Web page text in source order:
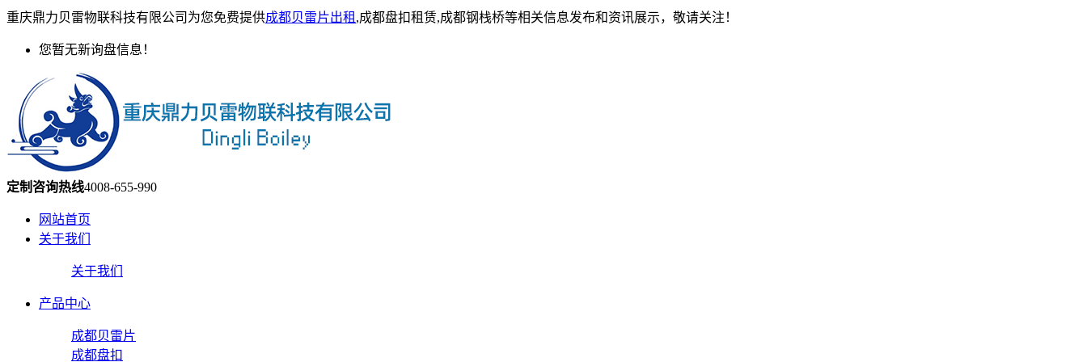
重庆鼎力贝雷物联科技有限公司为您免费提供成都贝雷片出租 ,成都盘扣租赁,成都钢栈桥等相关信息发布和资讯展示，敬请关注！
您暂无新询盘信息！
定制咨询热线4008-655-990
网站首页
关于我们
关于我们
产品中心
成都贝雷片
成都盘扣